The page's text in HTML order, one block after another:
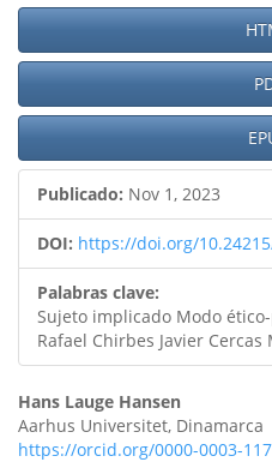
Barra
lateral
del
artículo
Publicado: Nov 1, 2023
DOI: https://doi.org/
Palabras clave:
Sujeto implicado Modo
Rafael Chirbes Javier Cercas
Contenido
principal
Hans Lauge Hansen
Aarhus Universitet, Dinamarca
https://orcid.org/0000-0003-